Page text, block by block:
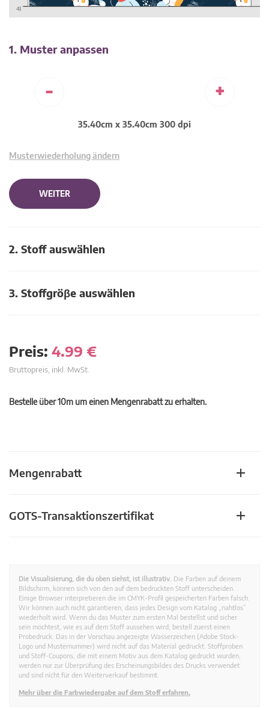
1. Muster anpassen
- +
35.40cm x 35.40cm 300 dpi
Musterwiederholung ändern
WEITER
2. Stoff auswählen
3. Stoffgröβe auswählen
Preis: 4.99 €
Bruttopreis, inkl. MwSt.
Bestelle über 10m um einen Mengenrabatt zu erhalten.
Mengenrabatt
GOTS-Transaktionszertifikat
Die Visualisierung, die du oben siehst, ist illustrativ. Die Farben auf deinem
Bildschirm, können sich von den auf dem bedruckten Stoff unterscheiden.
Einige Browser interpretieren die im CMYK-Profil gespeicherten Farben falsch.
Wir können auch nicht garantieren, dass jedes Design vom Katalog „nahtlos”
wiederholt wird. Wenn du das Muster zum ersten Mal bestellst und sicher
sein möchtest, wie es auf dem Stoff aussehen wird, bestell zuerst einen
Probedruck. Das in der Vorschau angezeigte Wasserzeichen (Adobe Stock-
Logo und Musternummer) wird nicht auf das Material gedruckt. Stoffproben
und Stoff-Coupons, die mit einem Motiv aus dem Katalog gedruckt wurden,
werden nur zur Überprüfung des Erscheinungsbildes des Drucks verwendet
und sind nicht für den Weiterverkauf bestimmt.
Mehr über die Farbwiedergabe auf dem Stoff erfahren.